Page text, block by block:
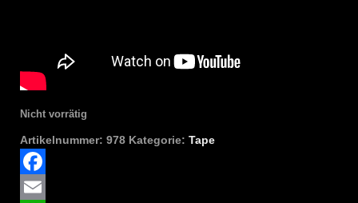
Nicht vorrätig
Artikelnummer: 978 Kategorie: Tape
Facebook